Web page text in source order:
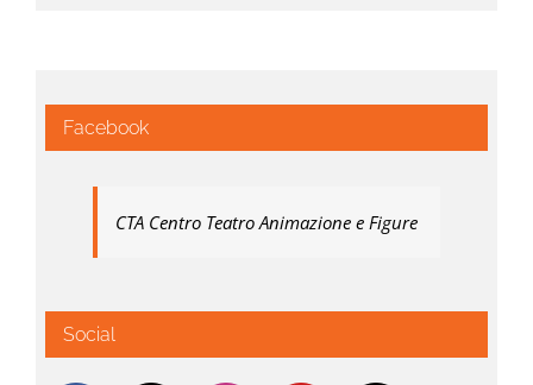
Facebook
CTA Centro Teatro Animazione e Figure
Social